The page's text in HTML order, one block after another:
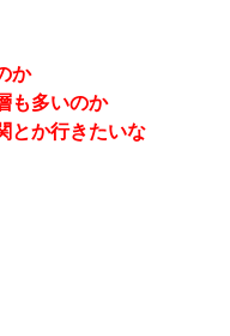
か
も多いのか
とか行きたいな